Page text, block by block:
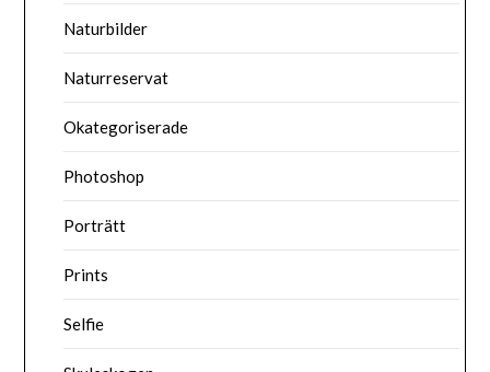
Naturbilder
Naturreservat
Okategoriserade
Photoshop
Porträtt
Prints
Selfie